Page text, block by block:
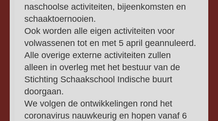
naschoolse activiteiten, bijeenkomsten en
schaaktoernooien.
Ook worden alle eigen activiteiten voor
volwassenen tot en met 5 april geannuleerd.
Alle overige externe activiteiten zullen
alleen in overleg met het bestuur van de
Stichting Schaakschool Indische buurt
doorgaan.
We volgen de ontwikkelingen rond het
coronavirus nauwkeurig en hopen vanaf 6